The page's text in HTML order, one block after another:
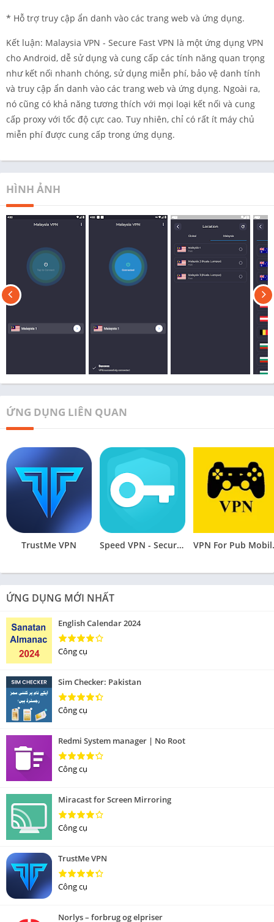
* Hỗ trợ truy cập ẩn danh vào các trang web và ứng dụng.
Kết luận: Malaysia VPN - Secure Fast VPN là một ứng dụng VPN
cho Android, dễ sử dụng và cung cấp các tính năng quan trọng
như kết nối nhanh chóng, sử dụng miễn phí, bảo vệ danh tính
và truy cập ẩn danh vào các trang web và ứng dụng. Ngoài ra,
nó cũng có khả năng tương thích với mọi loại kết nối và cung
cấp proxy với tốc độ cực cao. Tuy nhiên, chỉ có rất ít máy chủ
miễn phí được cung cấp trong ứng dụng.
HÌNH ẢNH
ỨNG DỤNG LIÊN QUAN
TrustMe VPN Speed VPN - Secure VPN Proxy
ỨNG DỤNG MỚI NHẤT
English Calendar 2024
Công cụ
Sim Checker: Pakistan
Công cụ
Redmi System manager | No Root
Công cụ
Miracast for Screen Mirroring
Công cụ
TrustMe VPN
Công cụ
Norlys – forbrug og elpriser